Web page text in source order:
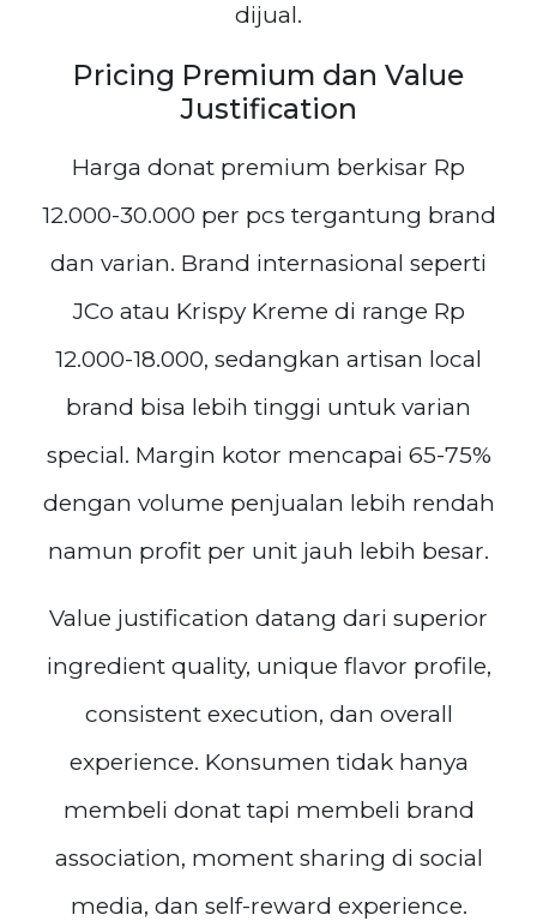
dijual.
Pricing Premium dan Value
Justification
Harga donat premium berkisar Rp
12.000-30.000 per pcs tergantung brand
dan varian. Brand internasional seperti
JCo atau Krispy Kreme di range Rp
12.000-18.000, sedangkan artisan local
brand bisa lebih tinggi untuk varian
special. Margin kotor mencapai 65-75%
dengan volume penjualan lebih rendah
namun profit per unit jauh lebih besar.
Value justification datang dari superior
ingredient quality, unique flavor profile,
consistent execution, dan overall
experience. Konsumen tidak hanya
membeli donat tapi membeli brand
association, moment sharing di social
media, dan self-reward experience.